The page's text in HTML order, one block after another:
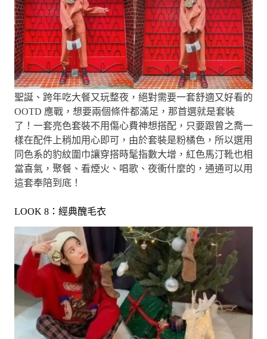
聖誕、跨年吃大餐又玩整夜，絕對需要一套舒適又好看的
OOTD 應戰，想要兩個條件都滿足，那首選就是套裝
了！一套亮色套裝不用傷心費神想搭配，只要跟曾之喬一
樣在配件上稍加用心即可，由於套裝是粉橘色，所以選用
同色系的豹紋圍巾讓穿搭時髦指數大增，紅色馬汀靴也相
當喜氣，聚餐、看煙火、唱歌、夜衝什麼的，通通可以用
這套奉陪到底！
LOOK 8：經典醜毛衣